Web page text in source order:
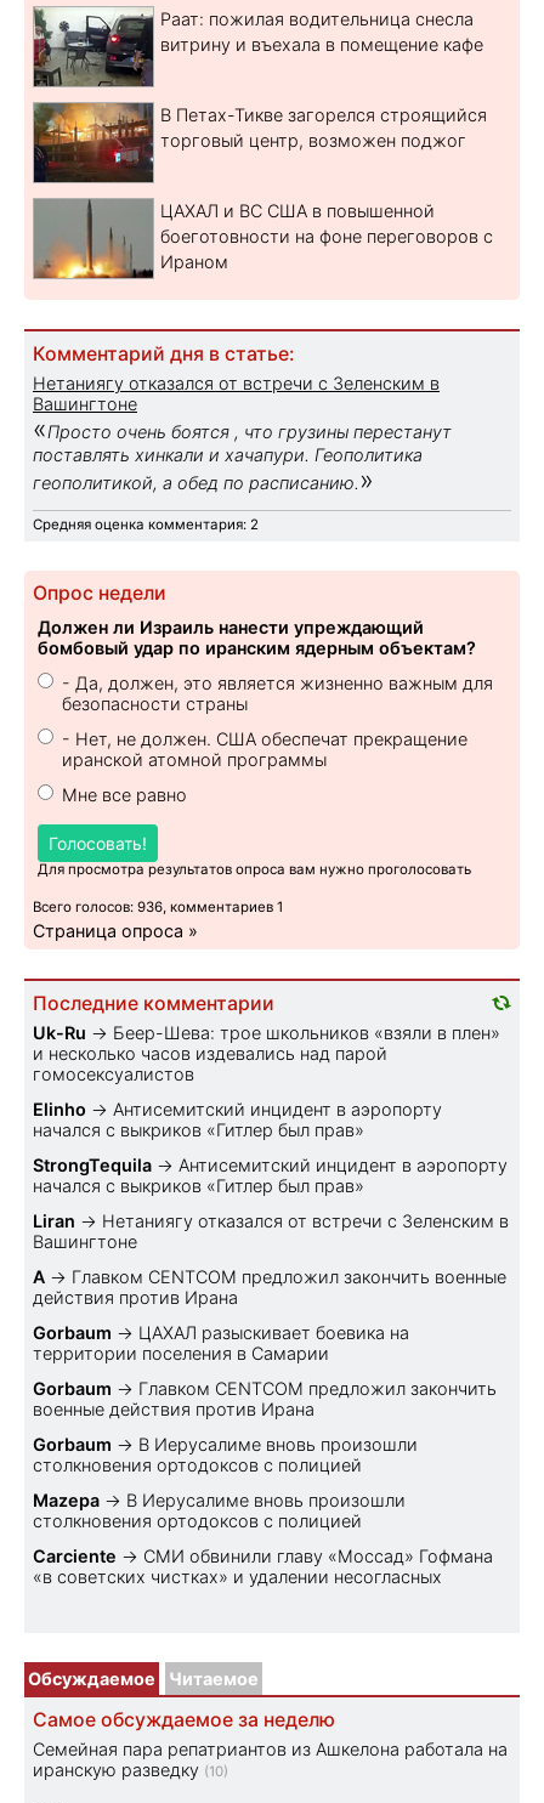
Раат: пожилая водительница снесла
витрину и въехала в помещение кафе
В Петах-Тикве загорелся строящийся
торговый центр, возможен поджог
ЦАХАЛ и ВС США в повышенной
боеготовности на фоне переговоров с
Ираном
Комментарий дня в статье:
Нетаниягу отказался от встречи с Зеленским в
Вашингтоне
«Просто очень боятся , что грузины перестанут
поставлять хинкали и хачапури. Геополитика
геополитикой, а обед по расписанию. »
Средняя оценка комментария: 2
Опрос недели
Должен ли Израиль нанести упреждающий
бомбовый удар по иранским ядерным объектам?
- Да, должен, это является жизненно важным для
безопасности страны
- Нет, не должен. США обеспечат прекращение
иранской атомной программы
Мне все равно
Голосовать!
Для просмотра результатов опроса вам нужно проголосовать
Всего голосов: 936, комментариев 1
Страница опроса »
Последние комментарии
Uk-Ru → Беер-Шева: трое школьников «взяли в плен»
и несколько часов издевались над парой
гомосексуалистов
Elinho → Антисемитский инцидент в аэропорту
начался с выкриков «Гитлер был прав»
StrongTequila → Антисемитский инцидент в аэропорту
начался с выкриков «Гитлер был прав»
Liran → Нетаниягу отказался от встречи с Зеленским в
Вашингтоне
A → Главком CENTCOM предложил закончить военные
действия против Ирана
Gorbaum → ЦАХАЛ разыскивает боевика на
территории поселения в Самарии
Gorbaum → Главком CENTCOM предложил закончить
военные действия против Ирана
Gorbaum → В Иерусалиме вновь произошли
столкновения ортодоксов с полицией
Mazepa → В Иерусалиме вновь произошли
столкновения ортодоксов с полицией
Carciente → СМИ обвинили главу «Моссад» Гофмана
«в советских чистках» и удалении несогласных
Обсуждаемое Читаемое
Самое обсуждаемое за неделю
Семейная пара репатриантов из Ашкелона работала на
иранскую разведку (10)